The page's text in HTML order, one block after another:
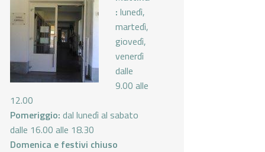
: lunedì,
martedì,
giovedì,
venerdì
dalle
9.00 alle
12.00
Pomeriggio: dal lunedì al sabato
dalle 16.00 alle 18.30
Domenica e festivi chiuso